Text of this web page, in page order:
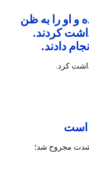
و او را به ظن
کردند.
دادند.
کرد.
است
شدت مجروح شد؛